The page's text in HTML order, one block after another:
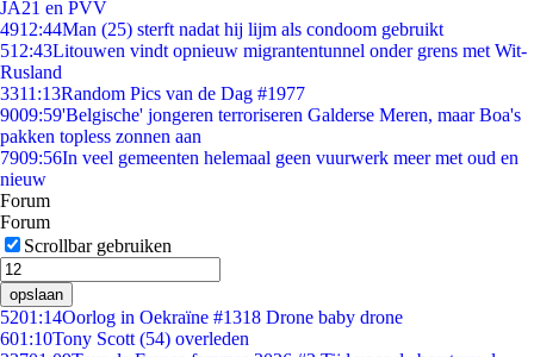
JA21 en PVV
4912:44Man (25) sterft nadat hij lijm als condoom gebruikt
512:43Litouwen vindt opnieuw migrantentunnel onder grens met Wit-
Rusland
3311:13Random Pics van de Dag #1977
9009:59'Belgische' jongeren terroriseren Galderse Meren, maar Boa's
pakken topless zonnen aan
7909:56In veel gemeenten helemaal geen vuurwerk meer met oud en
nieuw
Forum
Forum
Scrollbar gebruiken
opslaan
5201:14Oorlog in Oekraïne #1318 Drone baby drone
601:10Tony Scott (54) overleden